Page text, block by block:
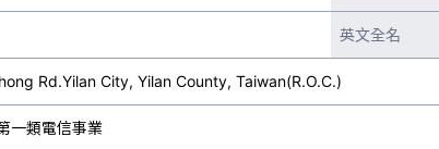
英文全名
Rd.Yilan City, Yilan County, Taiwan(R.O.C.)
一類電信事業